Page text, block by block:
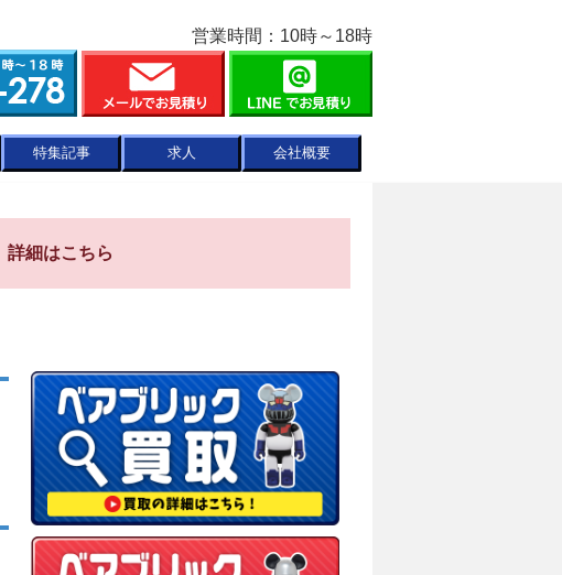
営業時間：10時～18時
特集記事 求人 会社概要
詳細はこちら